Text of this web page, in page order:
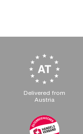
Delivered from
Austria